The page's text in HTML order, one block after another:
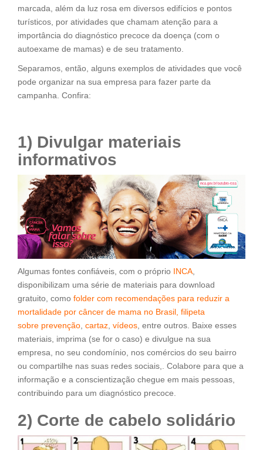
marcada, além da luz rosa em diversos edifícios e pontos
turísticos, por atividades que chamam atenção para a
importância do diagnóstico precoce da doença (com o
autoexame de mamas) e de seu tratamento.
Separamos, então, alguns exemplos de atividades que você
pode organizar na sua empresa para fazer parte da
campanha. Confira:
1) Divulgar materiais
informativos
Algumas fontes confiáveis, com o próprio INCA,
disponibilizam uma série de materiais para download
gratuito, como folder com recomendações para reduzir a
mortalidade por câncer de mama no Brasil, filipeta
sobre prevenção, cartaz, vídeos, entre outros. Baixe esses
materiais, imprima (se for o caso) e divulgue na sua
empresa, no seu condomínio, nos comércios do seu bairro
ou compartilhe nas suas redes sociais,. Colabore para que a
informação e a conscientização chegue em mais pessoas,
contribuindo para um diagnóstico precoce.
2) Corte de cabelo solidário